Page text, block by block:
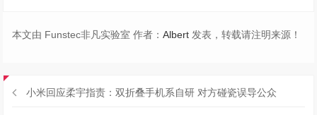
本文由 Funstec非凡实验室 作者：Albert 发表，转载请注明来源！
小米回应柔宇指责：双折叠手机系自研 对方碰瓷误导公众